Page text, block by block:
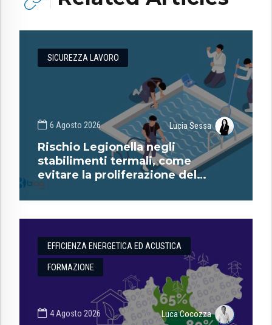
SICUREZZA LAVORO
6 Agosto 2026 Lucia Sessa
Rischio Legionella negli
stabilimenti termali, come
evitare la proliferazione del
batterio?
EFFICIENZA ENERGETICA ED ACUSTICA
FORMAZIONE
4 Agosto 2026 Luca Cocozza